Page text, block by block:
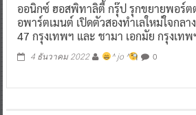
ออนิกซ์ ฮอสพิทาลิตี้ กรุ๊ป รุกขยายพอร์ต
อพาร์ตเมนต์ เปิดตัวสองทำเลใหม่ใจกลา
47 กรุงเทพฯ และ ชามา เอกมัย กรุงเทพ
4 ธันวาคม 2022 ^ jo ^ 0